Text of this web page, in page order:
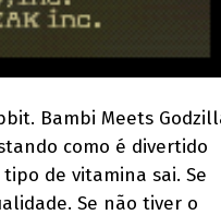
Bambi Meets
como é divertido
de vitamina sai. Se
Se não tiver o